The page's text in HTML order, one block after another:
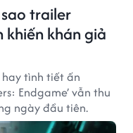
trailer
khiến khán giả
tình tiết ấn
Endgame’ vẫn thu
ngày đầu tiên.